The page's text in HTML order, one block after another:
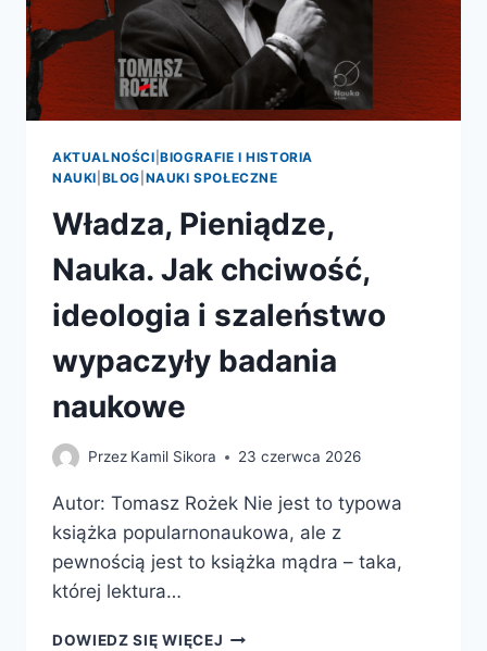
AKTUALNOŚCI |BIOGRAFIE I HISTORIA
NAUKI BLOG NAUKI SPOŁECZNE
Władza, Pieniądze,
Nauka. Jak chciwość,
ideologia i szaleństwo
wypaczyły badania
naukowe
Przez Kamil Sikora 23 czerwca 2026
Autor: Tomasz Rożek Nie jest to typowa
książka popularnonaukowa, ale z
pewnością jest to książka mądra – taka,
której lektura…
DOWIEDZ SIĘ WIĘCEJ WŁADZA,